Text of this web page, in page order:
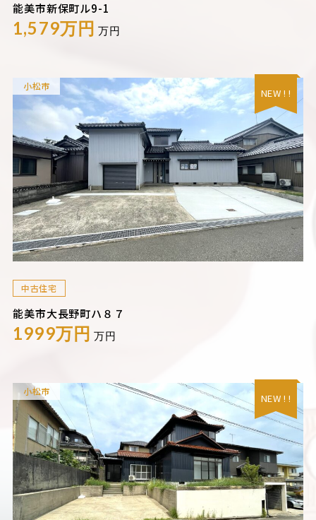
能美市新保町ル9-1
1,579万円 万円
小松市
NEW ! !
中古住宅
能美市大長野町ハ８７
1999万円 万円
小松市
NEW ! !